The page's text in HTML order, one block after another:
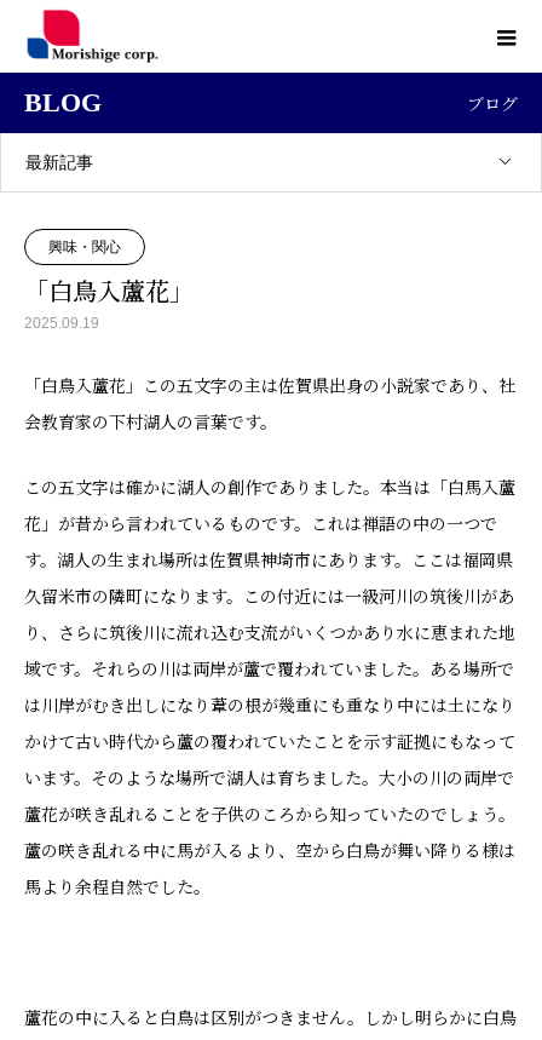
BLOG ブログ
最新記事
興味・関心
「白鳥入蘆花」
2025.09.19
「白鳥入蘆花」この五文字の主は佐賀県出身の小説家であり、社
会教育家の下村湖人の言葉です。
この五文字は確かに湖人の創作でありました。本当は「白馬入蘆
花」が昔から言われているものです。これは禅語の中の一つで
す。湖人の生まれ場所は佐賀県神埼市にあります。ここは福岡県
久留米市の隣町になります。この付近には一級河川の筑後川があ
り、さらに筑後川に流れ込む支流がいくつかあり水に恵まれた地
域です。それらの川は両岸が蘆で覆われていました。ある場所で
は川岸がむき出しになり葦の根が幾重にも重なり中には土になり
かけて古い時代から蘆の覆われていたことを示す証拠にもなって
います。そのような場所で湖人は育ちました。大小の川の両岸で
蘆花が咲き乱れることを子供のころから知っていたのでしょう。
蘆の咲き乱れる中に馬が入るより、空から白鳥が舞い降りる様は
馬より余程自然でした。
蘆花の中に入ると白鳥は区別がつきません。しかし明らかに白鳥